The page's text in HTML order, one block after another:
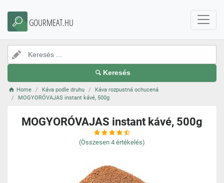
GOURMEAT.HU
Keresés
Home Káva podle druhu
Káva rozpustná ochucená
MOGYORÓVAJAS instant kávé, 500g
MOGYORÓVAJAS instant kávé, 500g
(Összesen 4 értékelés)